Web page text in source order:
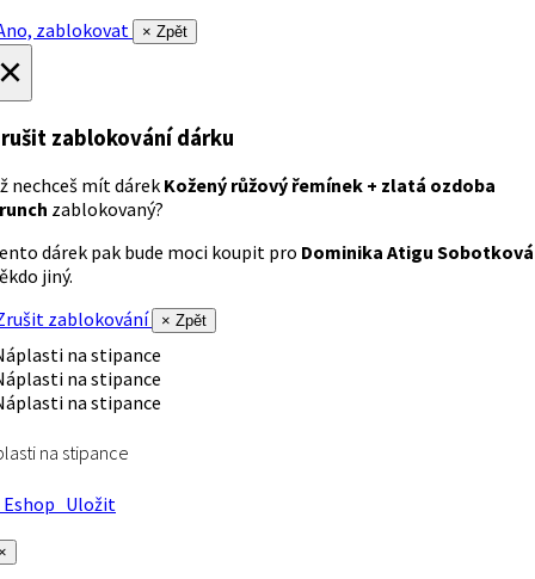
zablokovat
× Zpět
zablokování dárku
nechceš mít dárek Kožený růžový řemínek + zlatá ozdoba
zablokovaný?
dárek pak bude moci koupit pro Dominika Atigu Sobotková
jiný.
zablokování
× Zpět
na stipance
Uložit